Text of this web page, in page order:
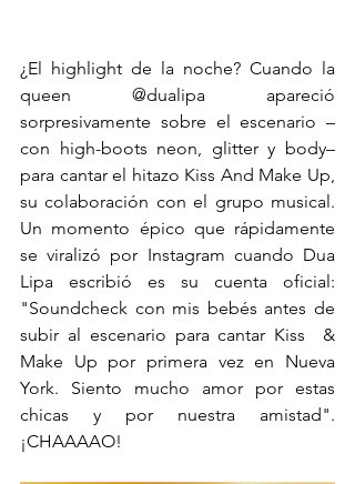
¿El highlight de la noche? Cuando la
queen @dualipa apareció
sorpresivamente sobre el escenario –
con high-boots neon, glitter y body–
para cantar el hitazo Kiss And Make Up,
su colaboración con el grupo musical.
Un momento épico que rápidamente
se viralizó por Instagram cuando Dua
Lipa escribió es su cuenta oficial:
"Soundcheck con mis bebés antes de
subir al escenario para cantar Kiss  &
Make Up por primera vez en Nueva
York. Siento mucho amor por estas
chicas y por nuestra amistad".
¡CHAAAAO!